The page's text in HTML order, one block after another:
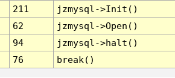
211
jzmysql->Init()
62
jzmysql->Open()
94
jzmysql->halt()
76 break()